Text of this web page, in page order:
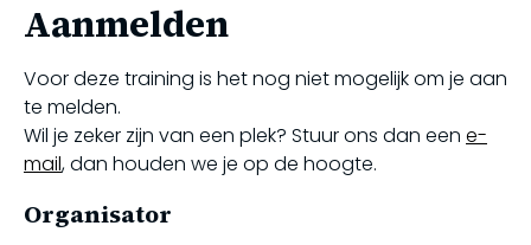
Aanmelden
Voor deze training is het nog niet mogelijk om je aan
te melden.
Wil je zeker zijn van een plek? Stuur ons dan een e-
mail, dan houden we je op de hoogte.
Organisator